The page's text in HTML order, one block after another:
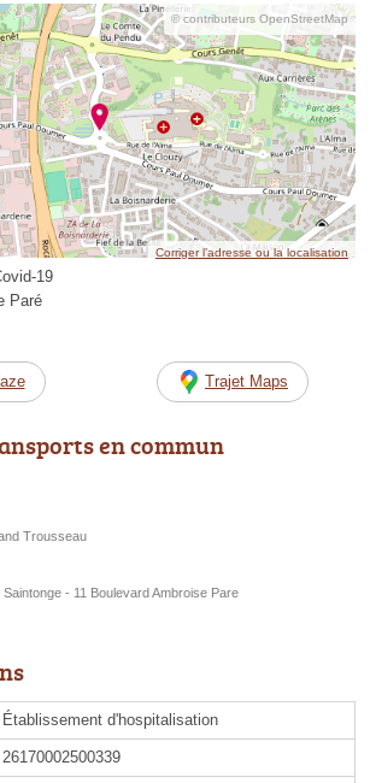
© contributeurs OpenStreetMap
Corriger l’adresse ou la localisation
19
Paré
Trajet Maps
en commun
Trousseau
- 11 Boulevard Ambroise Pare
Établissement d'hospitalisation
26170002500339